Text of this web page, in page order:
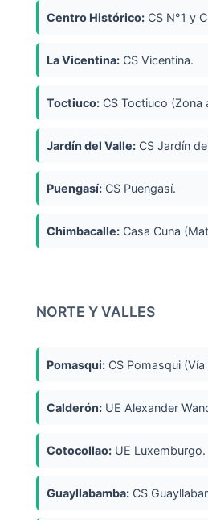
Centro Histórico: CS N°1 y
La Vicentina: CS Vicentina.
Toctiuco: CS Toctiuco (Zona
Jardín del Valle: CS Jardín
Puengasí: CS Puengasí.
Chimbacalle: Casa Cuna
NORTE Y VALLES
Pomasqui: CS Pomasqui
Calderón: UE Alexander
Cotocollao: UE Luxemburgo.
Guayllabamba: CS